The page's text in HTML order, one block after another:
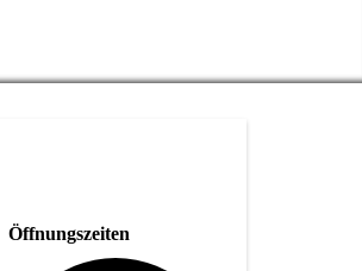
Öffnungszeiten